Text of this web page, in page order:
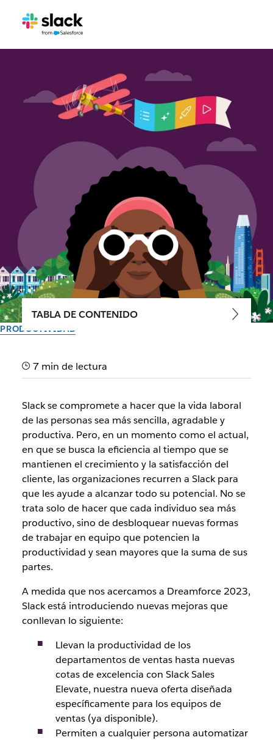
PRODUCTIVIDAD
Nuevas mejoras que
plataforma de productividad
inteligente
Un vistazo a lo que llegará a Slack este año en Dreamforce
El equipo de Slack
6 de septiembre de 2023
TABLA DE CONTENIDO
7 min de lectura
Slack se compromete a hacer que la vida laboral
de las personas sea más sencilla, agradable y
productiva. Pero, en un momento como el actual,
en que se busca la eficiencia al tiempo que se
mantienen el crecimiento y la satisfacción del
cliente, las organizaciones recurren a Slack para
que les ayude a alcanzar todo su potencial. No se
trata solo de hacer que cada individuo sea más
productivo, sino de desbloquear nuevas formas
de trabajar en equipo que potencien la
productividad y sean mayores que la suma de sus
partes.
A medida que nos acercamos a Dreamforce 2023,
Slack está introduciendo nuevas mejoras que
conllevan lo siguiente:
Llevan la productividad de los
departamentos de ventas hasta nuevas
cotas de excelencia con Slack Sales
Elevate, nuestra nueva oferta diseñada
específicamente para los equipos de
ventas (ya disponible).
Permiten a cualquier persona automatizar